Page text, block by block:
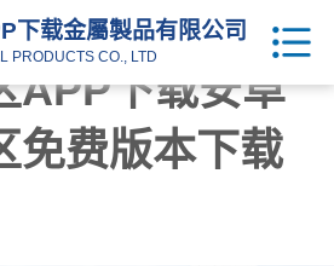
载,暗网TV官方
APP下载安卓
免费版本下载
下载金屬製品有限公司
PRODUCTS CO., LTD